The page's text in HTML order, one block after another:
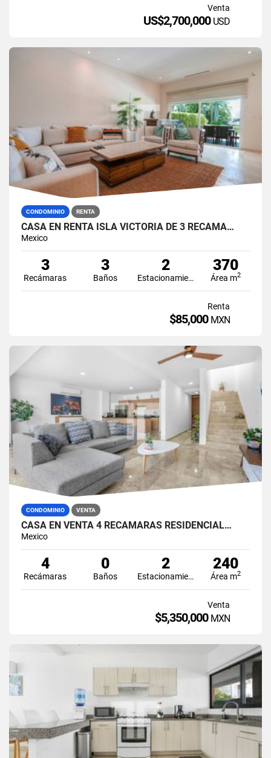
Venta
US$2,700,000 USD
CONDOMINIO RENTA
CASA EN RENTA ISLA VICTORIA DE 3 RECÁMA…
Mexico
3
Recámaras
3
Baños
2
Estacionamiento
370
Área m2
Renta
$85,000 MXN
CONDOMINIO VENTA
CASA EN VENTA 4 RECÁMARAS RESIDENCIAL…
Mexico
4
Recámaras
0
Baños
2
Estacionamiento
240
Área m2
Venta
$5,350,000 MXN